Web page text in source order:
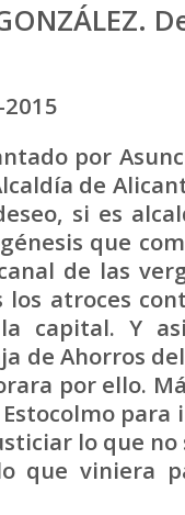
2015
por
de
si es
que
de las
los atroces
capital. Y
de Ahorros
por ello.
lo que
que viniera